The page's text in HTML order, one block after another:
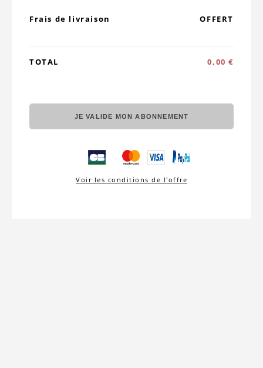
Frais de livraison OFFERT
TOTAL 0,00 €
JE VALIDE MON ABONNEMENT
Voir les conditions de l'offre